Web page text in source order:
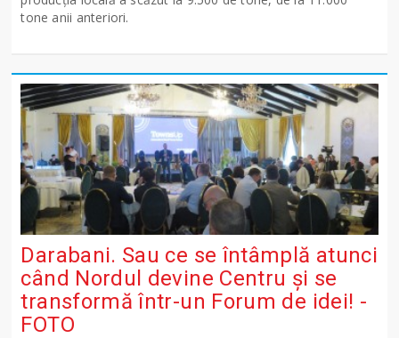
tone anii anteriori.
Darabani. Sau ce se întâmplă atunci
când Nordul devine Centru și se
transformă într-un Forum de idei! -
FOTO